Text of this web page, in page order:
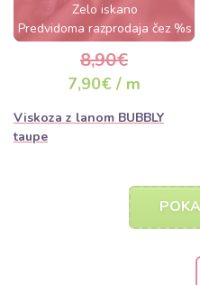
Zelo iskano
Predvidoma razprodaja čez %s
dan
8,90€
7,90€ / m
Viskoza z lanom BUBBLY
taupe